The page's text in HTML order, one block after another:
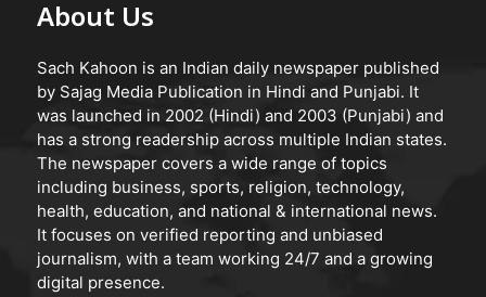
About Us
Sach Kahoon is an Indian daily newspaper published
by Sajag Media Publication in Hindi and Punjabi. It
was launched in 2002 (Hindi) and 2003 (Punjabi) and
has a strong readership across multiple Indian states.
The newspaper covers a wide range of topics
including business, sports, religion, technology,
health, education, and national & international news.
It focuses on verified reporting and unbiased
journalism, with a team working 24/7 and a growing
digital presence.